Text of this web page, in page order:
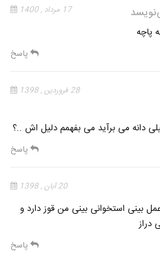
17 مرداد , 1400
پاچه
پاسخ
28 فروردین , 1398
دانه می برآید می بفهمم دلیل اش ..؟
پاسخ
20 آبان , 1398
بینی استخوانی بینی من قوز دارد و
پاسخ